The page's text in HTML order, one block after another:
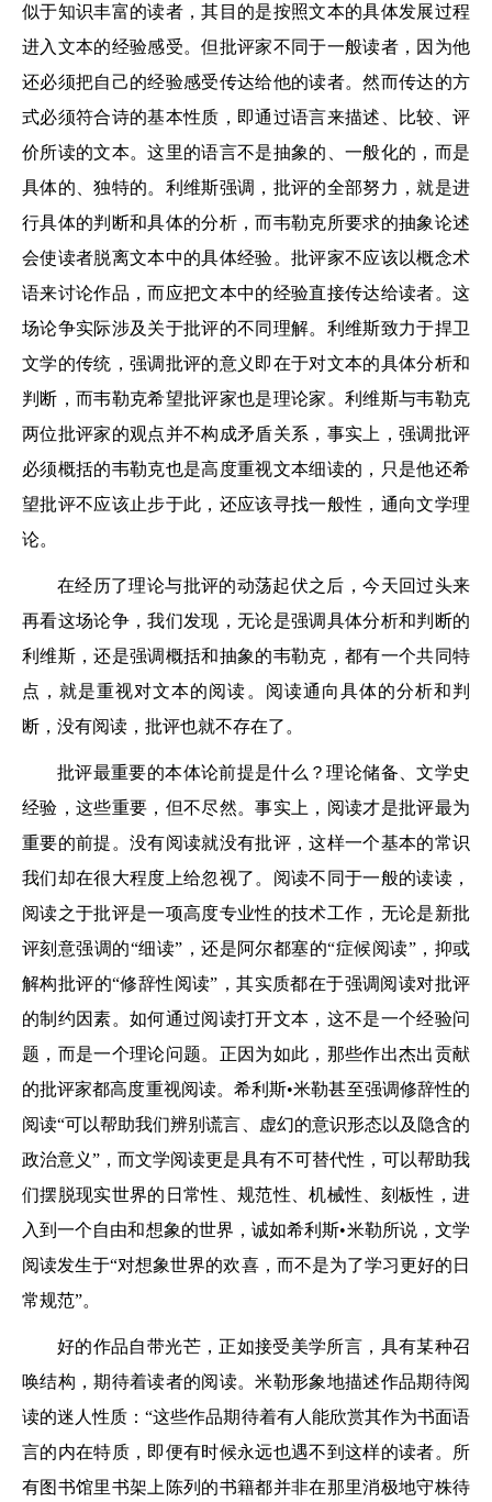
似于知识丰富的读者，其目的是按照文本的具体发展过程
进入文本的经验感受。但批评家不同于一般读者，因为他
还必须把自己的经验感受传达给他的读者。然而传达的方
式必须符合诗的基本性质，即通过语言来描述、比较、评
价所读的文本。这里的语言不是抽象的、一般化的，而是
具体的、独特的。利维斯强调，批评的全部努力，就是进
行具体的判断和具体的分析，而韦勒克所要求的抽象论述
会使读者脱离文本中的具体经验。批评家不应该以概念术
语来讨论作品，而应把文本中的经验直接传达给读者。这
场论争实际涉及关于批评的不同理解。利维斯致力于捍卫
文学的传统，强调批评的意义即在于对文本的具体分析和
判断，而韦勒克希望批评家也是理论家。利维斯与韦勒克
两位批评家的观点并不构成矛盾关系，事实上，强调批评
必须概括的韦勒克也是高度重视文本细读的，只是他还希
望批评不应该止步于此，还应该寻找一般性，通向文学理
论。
在经历了理论与批评的动荡起伏之后，今天回过头来
再看这场论争，我们发现，无论是强调具体分析和判断的
利维斯，还是强调概括和抽象的韦勒克，都有一个共同特
点，就是重视对文本的阅读。阅读通向具体的分析和判
断，没有阅读，批评也就不存在了。
批评最重要的本体论前提是什么？理论储备、文学史
经验，这些重要，但不尽然。事实上，阅读才是批评最为
重要的前提。没有阅读就没有批评，这样一个基本的常识
我们却在很大程度上给忽视了。阅读不同于一般的读读，
阅读之于批评是一项高度专业性的技术工作，无论是新批
评刻意强调的“细读”，还是阿尔都塞的“症候阅读”，抑或
解构批评的“修辞性阅读”，其实质都在于强调阅读对批评
的制约因素。如何通过阅读打开文本，这不是一个经验问
题，而是一个理论问题。正因为如此，那些作出杰出贡献
的批评家都高度重视阅读。希利斯•米勒甚至强调修辞性的
阅读“可以帮助我们辨别谎言、虚幻的意识形态以及隐含的
政治意义”，而文学阅读更是具有不可替代性，可以帮助我
们摆脱现实世界的日常性、规范性、机械性、刻板性，进
入到一个自由和想象的世界，诚如希利斯•米勒所说，文学
阅读发生于“对想象世界的欢喜，而不是为了学习更好的日
常规范”。
好的作品自带光芒，正如接受美学所言，具有某种召
唤结构，期待着读者的阅读。米勒形象地描述作品期待阅
读的迷人性质：“这些作品期待着有人能欣赏其作为书面语
言的内在特质，即便有时候永远也遇不到这样的读者。所
有图书馆里书架上陈列的书籍都并非在那里消极地守株待